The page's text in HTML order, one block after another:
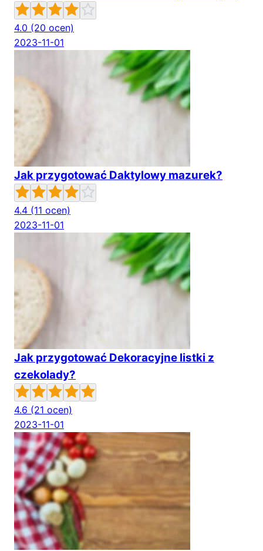
4.0 (20 ocen)
2023-11-01
Jak przygotować Daktylowy mazurek?
4.4 (11 ocen)
2023-11-01
Jak przygotować Dekoracyjne listki z
czekolady?
4.6 (21 ocen)
2023-11-01